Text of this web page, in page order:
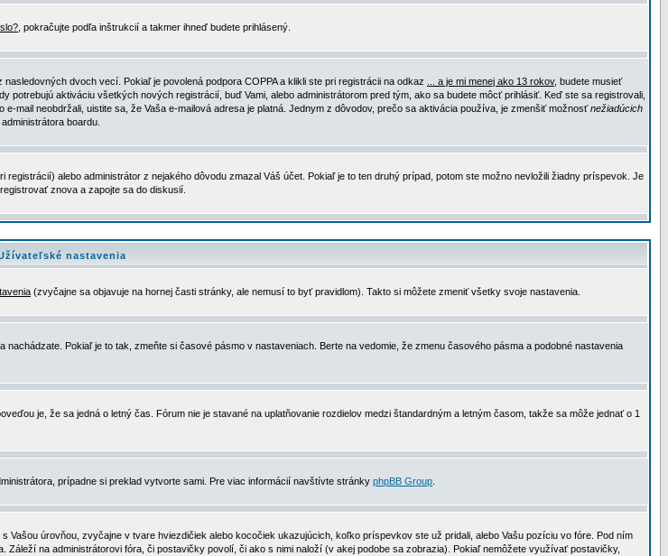
, pokračujte podľa inštrukcií a takmer ihneď budete prihlásený.
dvoch vecí. Pokiaľ je povolená podpora COPPA a klikli ste pri registrácii na odkaz
... a je mi menej ako 13 rokov, budete musieť
aktiváciu všetkých nových registrácií, buď Vami, alebo administrátorom pred tým, ako sa budete môcť prihlásiť. Keď ste sa registrovali,
mail neobdržali, uistite sa, že Vaša e-mailová adresa je platná. Jednym z dôvodov, prečo sa aktivácia používa, je zmenšiť možnosťnežiadúcich
boardu.
alebo administrátor z nejakého dôvodu zmazal Váš účet. Pokiaľ je to ten druhý prípad, potom ste možno nevložili žiadny príspevok. Je
znova a zapojte sa do diskusií.
nastavenia
(zvyčajne sa objavuje na hornej časti stránky, ale nemusí to byť pravidlom). Takto si môžete zmeniť všetky svoje nastavenia.
Pokiaľ je to tak, zmeňte si časové pásmo v nastaveniach. Berte na vedomie, že zmenu časového pásma a podobné nastavenia
je, že sa jedná o letný čas. Fórum nie je stavané na uplatňovanie rozdielov medzi štandardným a letným časom, takže sa môže jednať o 1
prípadne si preklad vytvorte sami. Pre viac informácií navštívte stránky phpBB Group
úrovňou, zvyčajne v tvare hviezdičiek alebo kocočiek ukazujúcich, koľko príspevkov ste už pridali, alebo Vašu pozíciu vo fóre. Pod ním
na administrátorovi fóra, či postavičky povolí, či ako s nimi naloží (v akej podobe sa zobrazia). Pokiaľ nemôžete využívať postavičky,